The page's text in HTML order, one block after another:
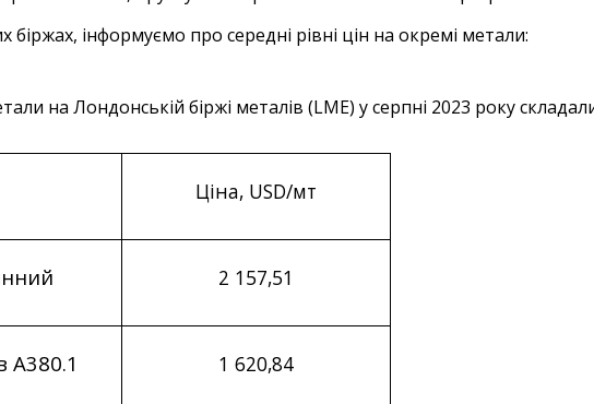
біржах, інформуємо про середні рівні цін на окремі метали:
на Лондонській біржі металів (LME) у серпні 2023 року
Ціна, USD/мт
2 157,51
А380.1 1 620,84